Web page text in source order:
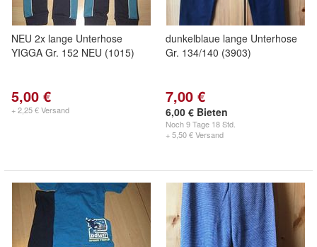
NEU 2x lange Unterhose
YIGGA Gr. 152 NEU (1015)
5,00 €
+ 2,25 € Versand
dunkelblaue lange Unterhose
Gr. 134/140 (3903)
7,00 €
6,00 € Bieten
Noch9 Tage 18 Std.
+ 5,50 € Versand